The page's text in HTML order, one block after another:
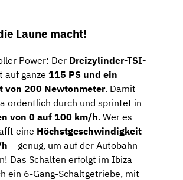
Laune macht!
Power: Der Dreizylinder-TSI-
auf ganze 115 PS und ein
von 200 Newtonmeter. Damit
ordentlich durch und sprintet in
von 0 auf 100 km/h. Wer es
eine Höchstgeschwindigkeit
– genug, um auf der Autobahn
Das Schalten erfolgt im Ibiza
ein 6-Gang-Schaltgetriebe, mit